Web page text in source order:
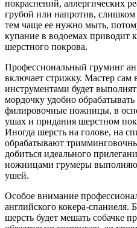
покраснений, аллергических
грубой или напротив, слишком
тем чаще ее нужно мыть,
купание в водоемах приводит
шерстного покрова.
Профессиональный груминг
включает стрижку. Мастер сам
инструментами будет
мордочку удобно
филировочные ножницы, в
ушах и придания шерстном
Иногда шерсть на голове, на
обрабатывают
добиться идеального
ножницами грумеры
ушей.
Особое внимание
английского кокера-спаниеля.
шерсть будет мешать собачке